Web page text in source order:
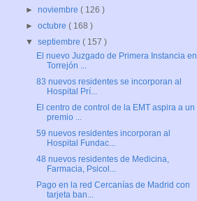
►noviembre( 126 )
►octubre( 168 )
▼septiembre( 157 )
El nuevo Juzgado de Primera Instancia en
Torrejón ...
83 nuevos residentes se incorporan al
Hospital Prí...
El centro de control de la EMT aspira a un
premio ...
59 nuevos residentes incorporan al
Hospital Fundac...
48 nuevos residentes de Medicina,
Farmacia, Psicol...
Pago en la red Cercanías de Madrid con
tarjeta ban...